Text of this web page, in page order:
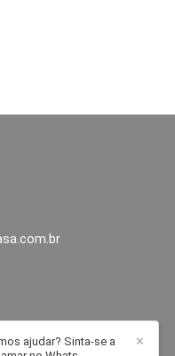
✕
ajudar? Sinta-se a